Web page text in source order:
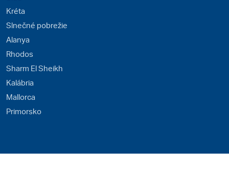
Kréta
Slnečné pobrežie
Alanya
Rhodos
Sharm El Sheikh
Kalábria
Mallorca
Primorsko